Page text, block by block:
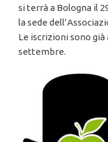
si terrà a Bologna il
la sede
Le iscrizioni sono
settembre.